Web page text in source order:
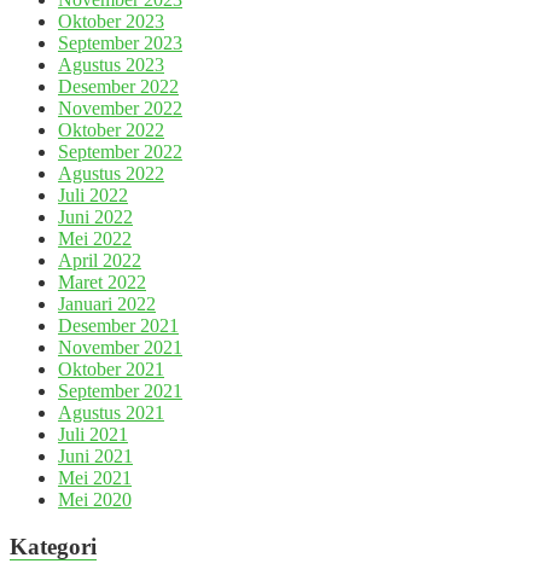
Oktober 2023
September 2023
Agustus 2023
Desember 2022
November 2022
Oktober 2022
September 2022
Agustus 2022
Juli 2022
Juni 2022
Mei 2022
April 2022
Maret 2022
Januari 2022
Desember 2021
November 2021
Oktober 2021
September 2021
Agustus 2021
Juli 2021
Juni 2021
Mei 2021
Mei 2020
Kategori